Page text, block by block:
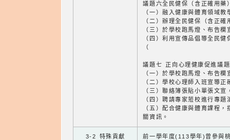
議題六全民健保（含正確用藥
（一）融入健康與體育領域教
（二）辦理全民健保（含正確
（三）於學校跑馬燈、布告欄
（四）利用宣傳品倡導全民
（
議題七 正向心理健康促進議題
（一）於學校跑馬燈、布告欄
（二）學校心理師入班宣導正
（三）聯絡簿張貼小單張文宣
（四）聘請專家蒞校進行專題
（五）配合健康與體育課程
關資訊。
3-2 特殊貢獻 前一學年度(113學年)曾參與